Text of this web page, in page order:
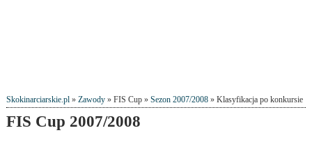
Skokinarciarskie.pl» Zawody» FIS Cup » Sezon 2007/2008» Klasyfikacja po konkursie
FIS Cup 2007/2008